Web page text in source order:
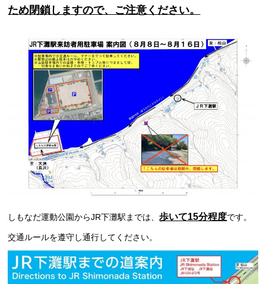
ため閉鎖しますので、ご注意ください。
しもなだ運動公園からJR下灘駅までは、歩いて15分程度です。
交通ルールを遵守し通行してください。